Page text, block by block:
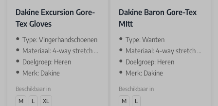
Dakine Excursion Gore-
Tex Gloves
Type: Vingerhandschoenen
Materiaal: 4-way stretch soft shell & leather
Doelgroep: Heren
Merk: Dakine
Beschikbaar in
M
L XL
Dakine Baron Gore-Tex
MItt
Type: Wanten
Materiaal: 4-way stretch soft shell & leather
Doelgroep: Heren
Merk: Dakine
Beschikbaar in
M
L